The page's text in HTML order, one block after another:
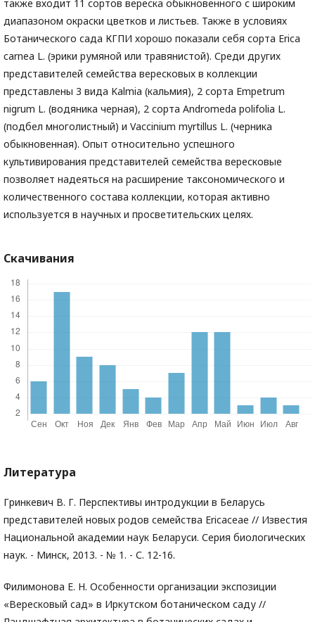
также входит 11 сортов вереска обыкновенного с широким
диапазоном окраски цветков и листьев. Также в условиях
Ботанического сада КГПИ хорошо показали себя сорта Erica
carnea L. (эрики румяной или травянистой). Среди других
представителей семейства вересковых в коллекции
представлены 3 вида Kalmia (кальмия), 2 сорта Empetrum
nigrum L. (водяника черная), 2 сорта Andromeda polifolia L.
(подбел многолистный) и Vaccinium myrtillus L. (черника
обыкновенная). Опыт относительно успешного
культивирования представителей семейства вересковые
позволяет надеяться на расширение таксономического и
количественного состава коллекции, которая активно
используется в научных и просветительских целях.
Скачивания
Литература
Гринкевич В. Г. Перспективы интродукции в Беларусь
представителей новых родов семейства Ericaceae // Известия
Национальной академии наук Беларуси. Серия биологических
наук. - Минск, 2013. - № 1. - С. 12-16.
Филимонова Е. Н. Особенности организации экспозиции
«Вересковый сад» в Иркутском ботаническом саду //